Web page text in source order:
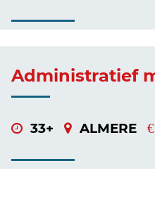
Administratief
33+ ALMERE €